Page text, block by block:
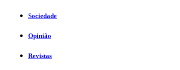
Sociedade
Opinião
Revistas